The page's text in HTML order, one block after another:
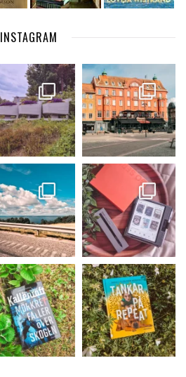
INSTAGRAM